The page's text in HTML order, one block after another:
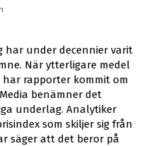
har under decennier varit
När ytterligare medel
rapporter kommit om
benämner det
underlag. Analytiker
som skiljer sig från
säger att det beror på